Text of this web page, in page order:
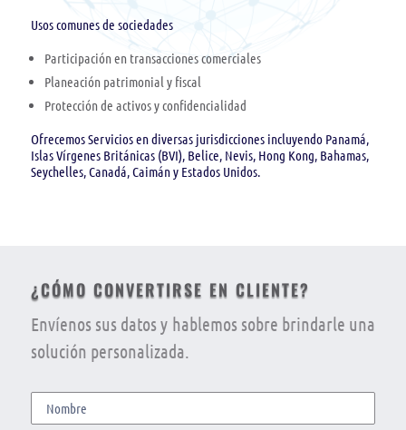
Usos comunes de sociedades
Participación en transacciones comerciales
Planeación patrimonial y fiscal
Protección de activos y confidencialidad
Ofrecemos Servicios en diversas jurisdicciones incluyendo Panamá,
Islas Vírgenes Británicas (BVI), Belice, Nevis, Hong Kong, Bahamas,
Seychelles, Canadá, Caimán y Estados Unidos.
¿CÓMO CONVERTIRSE EN CLIENTE?
Envíenos sus datos y hablemos sobre brindarle una
solución personalizada.